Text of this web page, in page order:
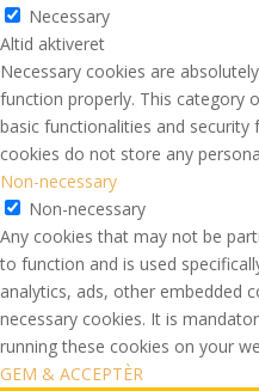
Necessary
Altid aktiveret
Necessary cookies are
function properly. This category
basic functionalities and
cookies do not store any
Non-necessary
Non-necessary
Any cookies that may not be
to function and is used
analytics, ads, other embedded
necessary cookies. It is
running these cookies on your
GEM & ACCEPTÈR